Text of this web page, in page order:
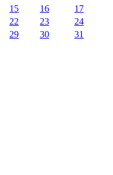
15 16
17
22 23
24
29 30 31